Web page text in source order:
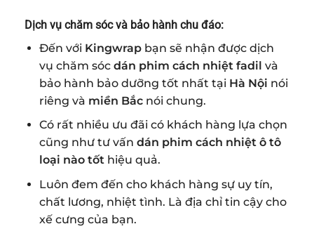
Dịch vụ chăm sóc và bảo hành chu đáo:
Đến với Kingwrapbạn sẽ nhận được dịch
vụ chăm sóc dán phim cách nhiệt fadil và
bảo hành bảo dưỡng tốt nhất tạiHà Nội nói
riêng và miền Bắcnói chung.
Có rất nhiều ưu đãi có khách hàng lựa chọn
cũng như tư vấn dán phim cách nhiệt ô tô
loại nào tốthiệu quả.
Luôn đem đến cho khách hàng sự uy tín,
chất lương, nhiệt tình. Là địa chỉ tin cậy cho
xế cưng của bạn.